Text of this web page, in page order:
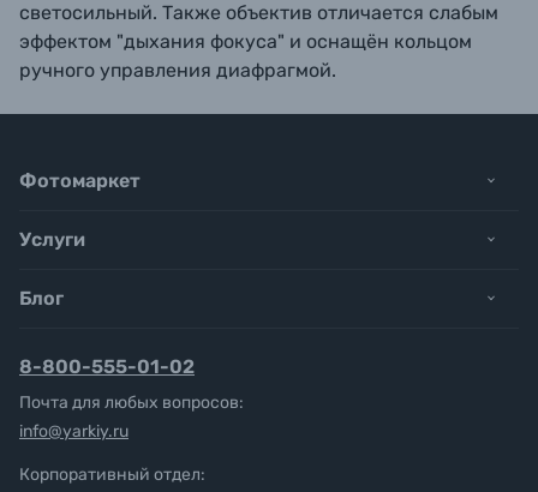
светосильный. Также объектив отличается слабым
эффектом "дыхания фокуса" и оснащён кольцом
ручного управления диафрагмой.
Фотомаркет
Услуги
Блог
8-800-555-01-02
Почта для любых вопросов:
info@yarkiy.ru
Корпоративный отдел: